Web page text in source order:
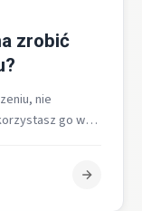
zrobić
nie
go w